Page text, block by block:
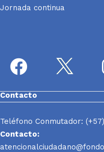
Jornada continua
Contacto
Teléfono Conmutador:
Contacto: